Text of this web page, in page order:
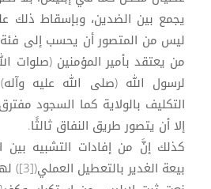
يجمع بين الضدين، وبإسقاط ذلك
ليس من المتصور أن يحسب إلى فئة
من يعتقد بأمير المؤمنين (صلوات
لرسول الله (صلى الله عليه
التكليف بالولاية كما السجود
إلا أن يتصور طريق النفاق ثالثًا.
كذلك إنَّ من إفادات التشبيه بين
بيعة